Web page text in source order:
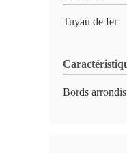
Tuyau de fer
Bords